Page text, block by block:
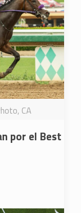
CA
por el Best